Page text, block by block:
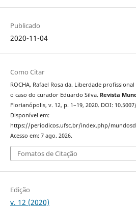
Publicado
2020-11-04
Como Citar
ROCHA, Rafael Rosa da. Liberdade
o caso do curador Eduardo Silva. Revista
Florianópolis, v. 12, p. 1–19, 2020. DOI:
Disponível em:
https://periodicos.ufsc.br/index.php/
Acesso em: 7 ago. 2026.
Fomatos de Citação
Edição
v. 12 (2020)